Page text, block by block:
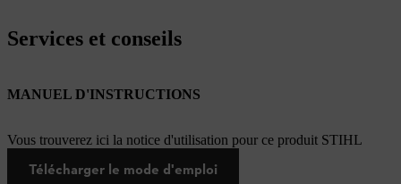
Services et conseils
MANUEL D'INSTRUCTIONS
Vous trouverez ici la notice d'utilisation pour ce produit STIHL
Télécharger le mode d'emploi